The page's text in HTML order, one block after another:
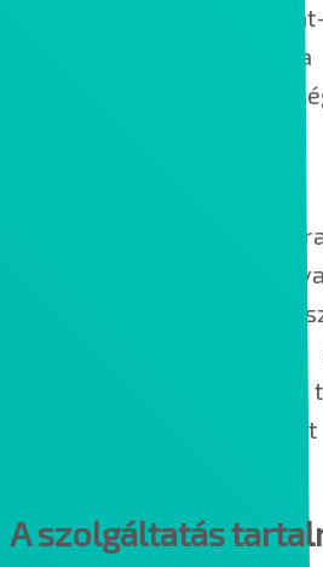
A verziózás, a
szerkesztési lehetőség,
és automatizációs
és
A
dokumentumkezelésnek,
keresőmotornak
szolgáltatásban tárolt
kereshetővé válnak
az egyedi igények
A szolgáltatás